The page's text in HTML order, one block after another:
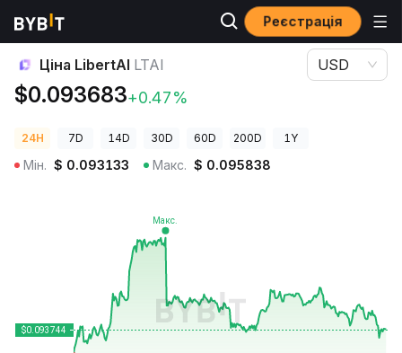
Реєстрація
Ціни криптовалют
Ціна LibertAI LTAI
$0.093683+0.47%
USD
24H 7D 14D 30D 60D 200D 1Y
Мін. $ 0.093133 Макс. $ 0.095838